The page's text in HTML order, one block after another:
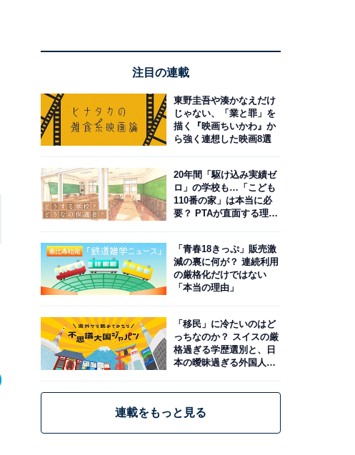
注目の連載
東野圭吾や湊かなえだけ
じゃない、「業と罪」を
描く『映画ちいかわ』か
ら強く連想した映画8選
20年間「駆け込み実績ゼ
ロ」の学校も…「こども
110番の家」は本当に必
要？ PTAが直面する理想
「青春18きっぷ」販売激
減の裏に何が？ 連続利用
の厳格化だけではない
「本当の理由」
「移民」に冷たいのはど
っちなのか？ スイスの厳
格過ぎる学歴選別と、日
本の曖昧過ぎる外国人政
連載をもっと見る